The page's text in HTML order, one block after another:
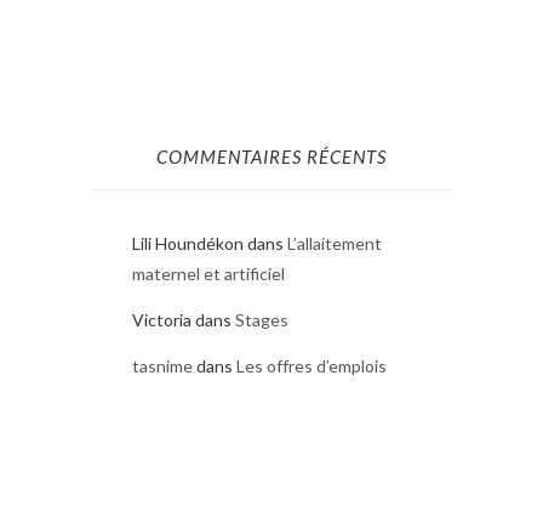
COMMENTAIRES RÉCENTS
Lili Houndékon dans L’allaitement
maternel et artificiel
Victoria dans Stages
tasnimedans Les offres d’emplois